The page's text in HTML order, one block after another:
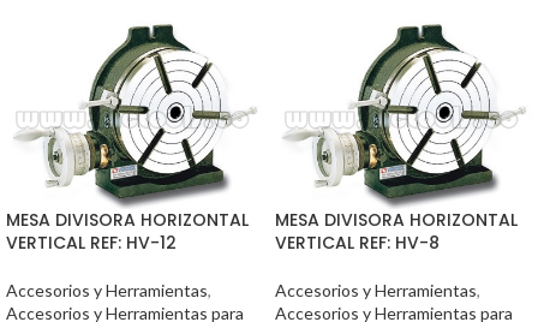
MESA DIVISORA HORIZONTAL
VERTICAL REF: HV-12
Accesorios y Herramientas,
Accesorios y Herramientas para
MESA DIVISORA HORIZONTAL
VERTICAL REF: HV-8
Accesorios y Herramientas,
Accesorios y Herramientas para